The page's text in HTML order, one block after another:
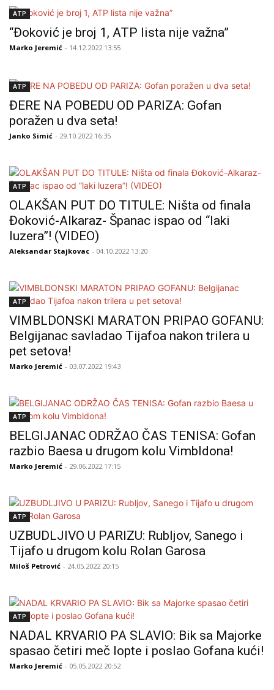
ATP
“Đoković je broj 1, ATP lista nije važna”
Marko Jeremić - 14.12.2022 13:55
ATP
ĐERE NA POBEDU OD PARIZA: Gofan
poražen u dva seta!
Janko Simić - 29.10.2022 16:35
ATP
OLAKŠAN PUT DO TITULE: Ništa od finala
Đoković-Alkaraz- Španac ispao od “laki
luzera”! (VIDEO)
Aleksandar Stajkovac - 04.10.2022 13:20
ATP
VIMBLDONSKI MARATON PRIPAO GOFANU:
Belgijanac savladao Tijafoa nakon trilera u
pet setova!
Marko Jeremić - 03.07.2022 19:43
ATP
BELGIJANAC ODRŽAO ČAS TENISA: Gofan
razbio Baesa u drugom kolu Vimbldona!
Marko Jeremić - 29.06.2022 17:15
ATP
UZBUDLJIVO U PARIZU: Rubljov, Sanego i
Tijafo u drugom kolu Rolan Garosa
Miloš Petrović - 24.05.2022 20:15
ATP
NADAL KRVARIO PA SLAVIO: Bik sa Majorke
spasao četiri meč lopte i poslao Gofana kući!
Marko Jeremić - 05.05.2022 20:52